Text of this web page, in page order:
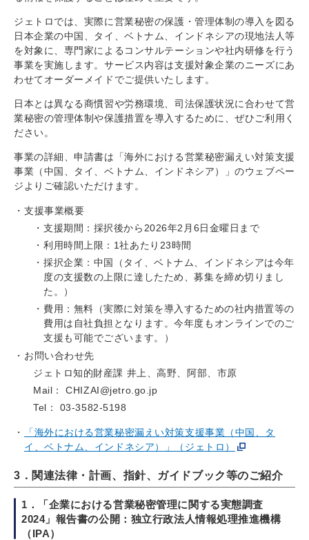
ジェトロでは、実際に営業秘密の保護・管理体制の導入を図る
日本企業の中国、タイ、ベトナム、インドネシアの現地法人等
を対象に、専門家によるコンサルテーションや社内研修を行う
事業を実施します。サービス内容は支援対象企業のニーズにあ
わせてオーダーメイドでご提供いたします。
日本とは異なる商慣習や労務環境、司法保護状況に合わせて営
業秘密の管理体制や保護措置を導入するために、ぜひご利用く
ださい。
事業の詳細、申請書は「海外における営業秘密漏えい対策支援
事業（中国、タイ、ベトナム、インドネシア）」のウェブペー
ジよりご確認いただけます。
支援事業概要
支援期間：採択後から2026年2月6日金曜日まで
利用時間上限：1社あたり23時間
採択企業：中国（タイ、ベトナム、インドネシアは今年
度の支援数の上限に達したため、募集を締め切りまし
た。）
費用：無料（実際に対策を導入するための社内措置等の
費用は自社負担となります。今年度もオンラインでのご
支援も可能でございます。）
お問い合わせ先
ジェトロ知的財産課 井上、高野、阿部、市原
Mail： CHIZAI@jetro.go.jp
Tel： 03-3582-5198
「海外における営業秘密漏えい対策支援事業（中国、タ
イ、ベトナム、インドネシア）」（ジェトロ）
3．関連法律・計画、指針、ガイドブック等のご紹介
1．「企業における営業秘密管理に関する実態調査
2024」報告書の公開：独立行政法人情報処理推進機構
（IPA）